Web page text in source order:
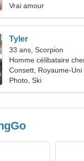
Vrai amour
Tyler
33 ans, Scorpion
Homme célibataire
Consett, Royaume-Uni
Photo, Ski